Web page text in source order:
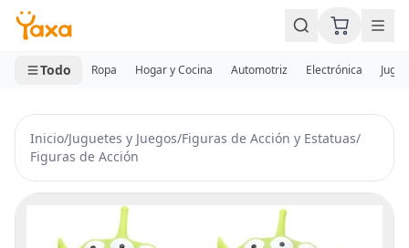
MINI CARRITO
0 productos
Todo Ropa Hogar y Cocina Automotriz Electrónica
Inicio/Juguetes y Juegos/Figuras de Acción y Estatuas/
Figuras de Acción